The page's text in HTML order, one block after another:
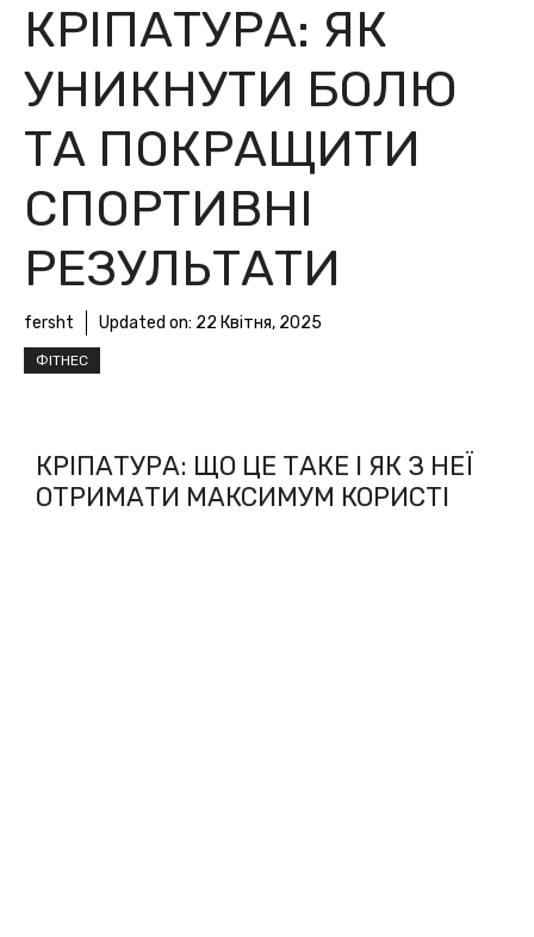
КРІПАТУРА: ЯК
УНИКНУТИ БОЛЮ
ТА ПОКРАЩИТИ
СПОРТИВНІ
РЕЗУЛЬТАТИ
fersht Updated on: 22 Квітня, 2025
ФІТНЕС
КРІПАТУРА: ЩО ЦЕ ТАКЕ І ЯК З НЕЇ
ОТРИМАТИ МАКСИМУМ КОРИСТІ